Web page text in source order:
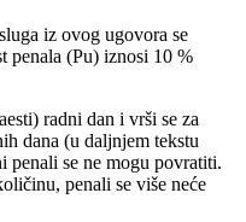
iz ovog ugovora se
penala (Pu) iznosi 10 %
radni dan i vrši se za
dana (u daljnjem tekstu
penali se ne mogu povratiti.
penali se više neće